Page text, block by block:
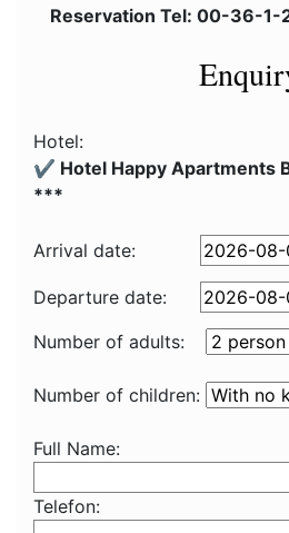
Reservation Tel: 00-36-1-
Hotel:
✔️ Hotel Happy Apartments
***
Arrival date:
Departure date:
Number of adults:
Number of children:
Full Name:
Telefon: